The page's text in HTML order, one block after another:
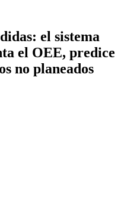
el sistema
el OEE, predice
no planeados